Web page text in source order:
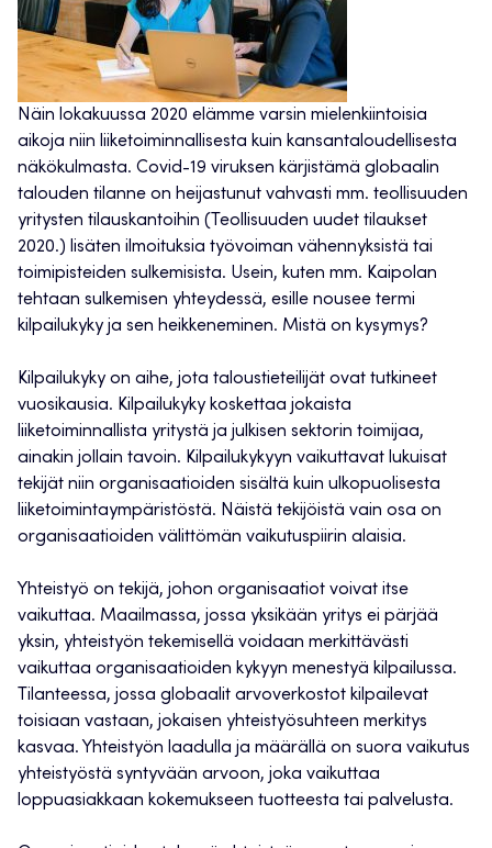
Näin lokakuussa 2020 elämme varsin mielenkiintoisia
aikoja niin liiketoiminnallisesta kuin kansantaloudellisesta
näkökulmasta. Covid-19 viruksen kärjistämä globaalin
talouden tilanne on heijastunut vahvasti mm. teollisuuden
yritysten tilauskantoihin (Teollisuuden uudet tilaukset
2020.) lisäten ilmoituksia työvoiman vähennyksistä tai
toimipisteiden sulkemisista. Usein, kuten mm. Kaipolan
tehtaan sulkemisen yhteydessä, esille nousee termi
kilpailukyky ja sen heikkeneminen. Mistä on kysymys?
Kilpailukyky on aihe, jota taloustieteilijät ovat tutkineet
vuosikausia. Kilpailukyky koskettaa jokaista
liiketoiminnallista yritystä ja julkisen sektorin toimijaa,
ainakin jollain tavoin. Kilpailukykyyn vaikuttavat lukuisat
tekijät niin organisaatioiden sisältä kuin ulkopuolisesta
liiketoimintaympäristöstä. Näistä tekijöistä vain osa on
organisaatioiden välittömän vaikutuspiirin alaisia.
Yhteistyö on tekijä, johon organisaatiot voivat itse
vaikuttaa. Maailmassa, jossa yksikään yritys ei pärjää
yksin, yhteistyön tekemisellä voidaan merkittävästi
vaikuttaa organisaatioiden kykyyn menestyä kilpailussa.
Tilanteessa, jossa globaalit arvoverkostot kilpailevat
toisiaan vastaan, jokaisen yhteistyösuhteen merkitys
kasvaa. Yhteistyön laadulla ja määrällä on suora vaikutus
yhteistyöstä syntyvään arvoon, joka vaikuttaa
loppuasiakkaan kokemukseen tuotteesta tai palvelusta.